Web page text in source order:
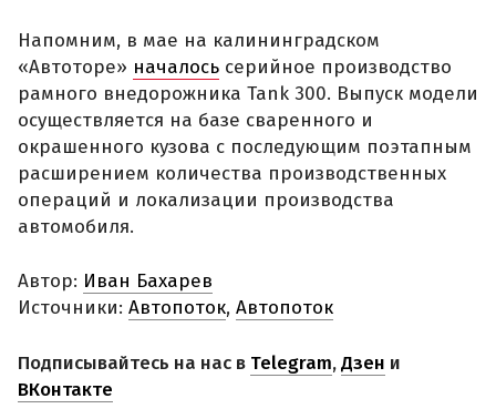
Напомним, в мае на калининградском
«Автоторе» началось серийное производство
рамного внедорожника Tank 300. Выпуск модели
осуществляется на базе сваренного и
окрашенного кузова с последующим поэтапным
расширением количества производственных
операций и локализации производства
автомобиля.
Автор: Иван Бахарев
Источники: Автопоток, Автопоток
Подписывайтесь на нас в Telegram,Дзен и
ВКонтакте